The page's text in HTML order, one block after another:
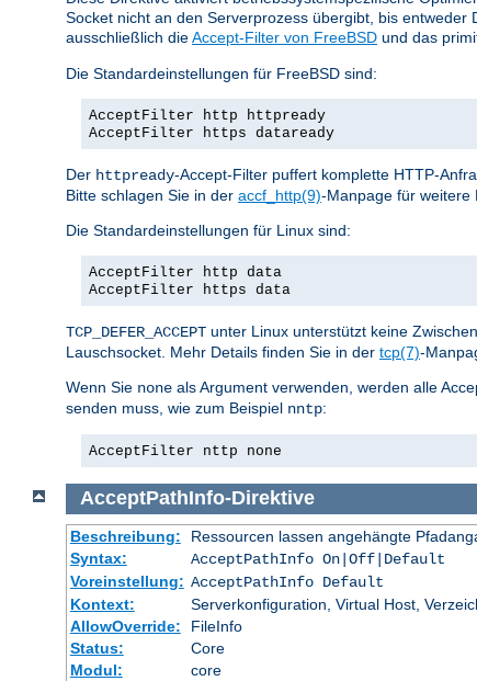
Socket nicht an den Serverprozess übergibt, bis
ausschließlich dieAccept-Filter von FreeBSD und das
Die Standardeinstellungen für FreeBSD sind:
AcceptFilter http httpready
AcceptFilter https dataready
Der httpready-Accept-Filter puffert komplette HTTP-
Bitte schlagen Sie in der accf_http(9)-Manpage für weitere
Die Standardeinstellungen für Linux sind:
AcceptFilter http data
AcceptFilter https data
TCP_DEFER_ACCEPT unter Linux unterstützt keine
Lauschsocket. Mehr Details finden Sie in der tcp(7)-
Wenn Sie none als Argument verwenden, werden alle
senden muss, wie zum Beispiel nntp:
AcceptFilter nttp none
AcceptPathInfo-Direktive
Beschreibung:
Ressourcen lassen angehängte
Syntax:
AcceptPathInfo On|Off|Default
Voreinstellung: AcceptPathInfo Default
Kontext:
Serverkonfiguration, Virtual Host,
AllowOverride:
FileInfo
Status:
Core
Modul:
core